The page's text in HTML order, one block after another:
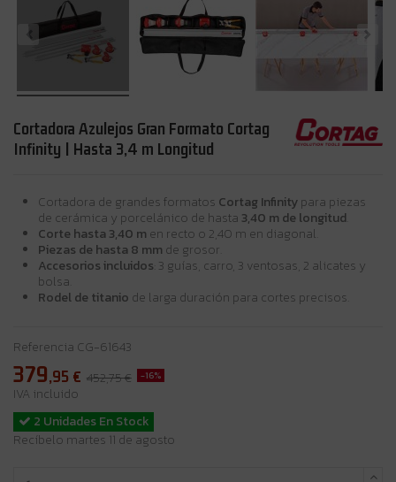
Cortadora Azulejos Gran Formato Cortag
Infinity | Hasta 3,4 m Longitud
Cortadora de grandes formatos Cortag Infinitypara piezas
de cerámica y porcelánico de hasta 3,40 m de longitud
Corte hasta 3,40 m en recto o 2,40 m en diagonal.
Piezas de hasta 8 mm de grosor.
Accesorios incluidos : 3 guías, carro, 3 ventosas, 2 alicates y
bolsa.
Rodel de titanio de larga duración para cortes precisos.
Referencia CG-61643
379,95 € 452,75 € -16%
IVA incluido
2 Unidades En Stock
Recíbelo martes 11 de agosto